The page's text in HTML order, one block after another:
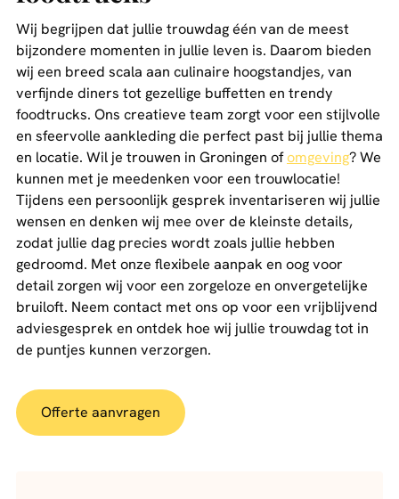
Wij begrijpen dat jullie trouwdag één van de meest
bijzondere momenten in jullie leven is. Daarom bieden
wij een breed scala aan culinaire hoogstandjes, van
verfijnde diners tot gezellige buffetten en trendy
foodtrucks. Ons creatieve team zorgt voor een stijlvolle
en sfeervolle aankleding die perfect past bij jullie thema
en locatie. Wil je trouwen in Groningen ofomgeving? We
kunnen met je meedenken voor een trouwlocatie!
Tijdens een persoonlijk gesprek inventariseren wij jullie
wensen en denken wij mee over de kleinste details,
zodat jullie dag precies wordt zoals jullie hebben
gedroomd. Met onze flexibele aanpak en oog voor
detail zorgen wij voor een zorgeloze en onvergetelijke
bruiloft. Neem contact met ons op voor een vrijblijvend
adviesgesprek en ontdek hoe wij jullie trouwdag tot in
de puntjes kunnen verzorgen.
Offerte aanvragen